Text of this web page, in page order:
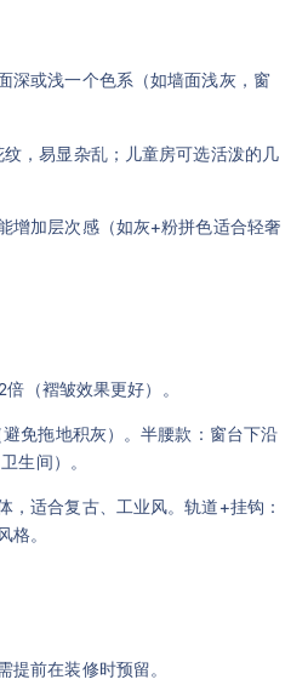
深或浅一个色系（如墙面浅灰，窗
，易显杂乱；儿童房可选活泼的几
增加层次感（如灰+粉拼色适合轻奢
（褶皱效果更好）。
免拖地积灰）。半腰款：窗台下沿
生间）。
，适合复古、工业风。轨道+挂钩：
。
前在装修时预留。